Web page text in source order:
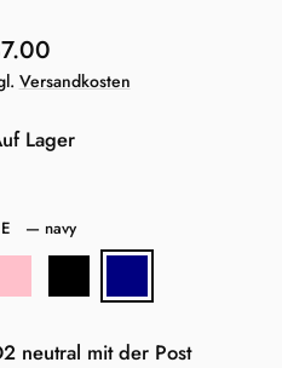
Versandkosten
Lager
— navy
neutral mit der Post